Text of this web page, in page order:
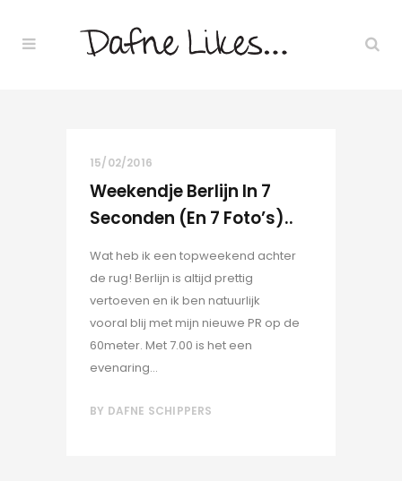
15/02/2016
Weekendje Berlijn In 7
Seconden (en 7 Foto’s)..
Wat heb ik een topweekend achter
de rug! Berlijn is altijd prettig
vertoeven en ik ben natuurlijk
vooral blij met mijn nieuwe PR op de
60meter. Met 7.00 is het een
evenaring...
BY DAFNE SCHIPPERS